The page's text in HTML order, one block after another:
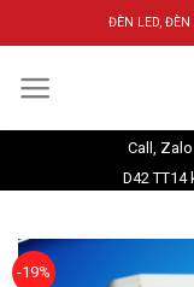
to
ĐÈN LED,
Call,
D42 TT14
-19%